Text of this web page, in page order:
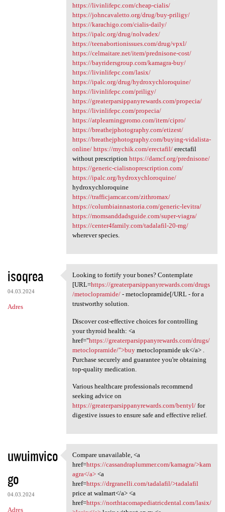
https://livinlifepc.com/cheap-cialis/
https://johncavaletto.org/drug/buy-priligy/
https://karachigo.com/cialis-daily/
https://ipalc.org/drug/nolvadex/
https://teenabortionissues.com/drug/vpxl/
https://celmaitare.net/item/prednisone-cost/
https://bayridersgroup.com/kamagra-buy/
https://livinlifepc.com/lasix/
https://ipalc.org/drug/hydroxychloroquine/
https://livinlifepc.com/priligy/
https://greaterparsippanyrewards.com/propecia/
https://livinlifepc.com/propecia/
https://atplearningpromo.com/item/cipro/
https://breathejphotography.com/etizest/
https://breathejphotography.com/buying-vidalista-
online/ https://mychik.com/erectafil/erectafil
without prescription https://damcf.org/prednisone/
https://generic-cialisnoprescription.com/
https://ipalc.org/hydroxychloroquine/
hydroxychloroquine
https://trafficjamcar.com/zithromax/
https://columbiainnastoria.com/generic-levitra/
https://momsanddadsguide.com/super-viagra/
https://center4family.com/tadalafil-20-mg/
wherever species.
isoqrea
04.03.2024
Adres
Looking to fortify your bones
Looking to fortify your bones? Contemplate
[URL=https://greaterparsippanyrewards.com/drugs
/metoclopramide/- metoclopramide[/URL - for a
trustworthy solution.
Discover cost-effective choices for controlling
your thyroid health: <a
href="https://greaterparsippanyrewards.com/drugs/
metoclopramide/">buymetoclopramide uk</a> .
Purchase securely and guarantee you're obtaining
top-quality medication.
Various healthcare professionals recommend
seeking advice on
https://greaterparsippanyrewards.com/bentyl/for
digestive issues to ensure safe and effective relief.
uwuimvico
go
04.03.2024
Adres
Compare unavailable, <a href
Compare unavailable, <a
href=https://cassandraplummer.com/kamagra/>kam
agra</a><a
href=https://drgranelli.com/tadalafil/>tadalafil
price at walmart</a> <a
href=https://northtacomapediatricdental.com/lasix/